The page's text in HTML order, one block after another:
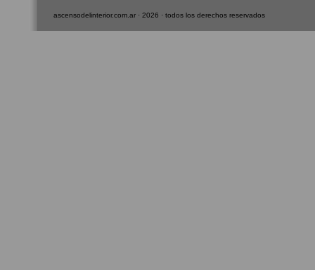
ascensodelinterior.com.ar · 2026 · todos los derechos reservados